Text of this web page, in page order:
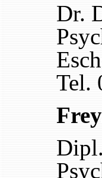
Dr.
Tel.